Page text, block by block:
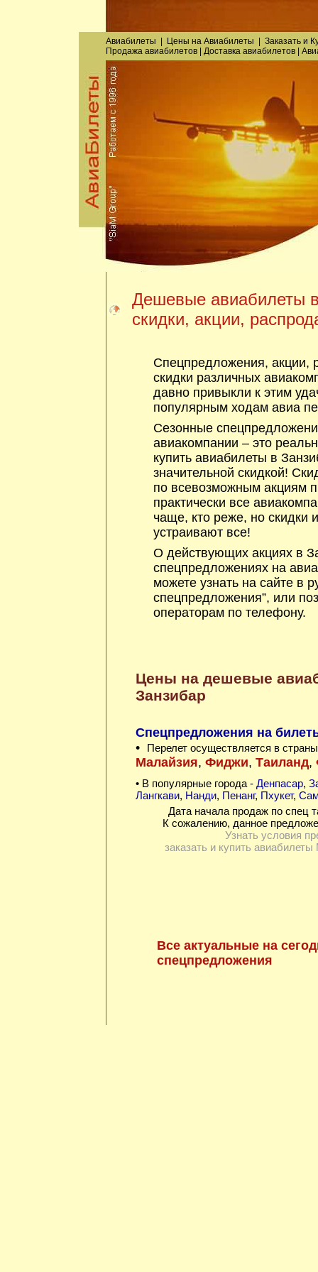
Авиабилеты Цены на Авиабилеты Заказатьи
Продажа авиабилетов| Доставка авиабилетов|
Дешевые авиабилеты
скидки, акции,
Спецпредложения, акции,
скидки различных
давно привыкли к этим
популярным ходам авиа
Сезонные
авиакомпании – это
купить авиабилеты в
значительной скидкой!
по всевозможным акциям
практически все
чаще, кто реже, но скидки
устраивают все!
О действующих акциях в
спецпредложениях на
можете узнать на сайте в
спецпредложения”, или
операторам по телефону.
Цены на дешевые
Занзибар
Спецпредложения на
•
Перелет осуществляется в
Малайзия, Фиджи, Таиланд,
• В популярные города - Денпасар,
Лангкави, Нанди, Пенанг, Пхукет,
Дата начала продаж по спец
К сожалению, данное
Узнать условия
заказать и купить
Все актуальные на
спецпредложения